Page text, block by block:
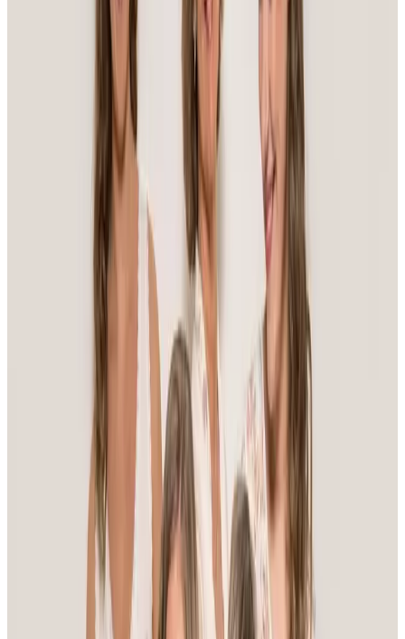
En strålande jul
Upplev en stämningsfull helkväll i julens tecken med
traditionella klassiker – där julstämningen infinner sig
från första ton.